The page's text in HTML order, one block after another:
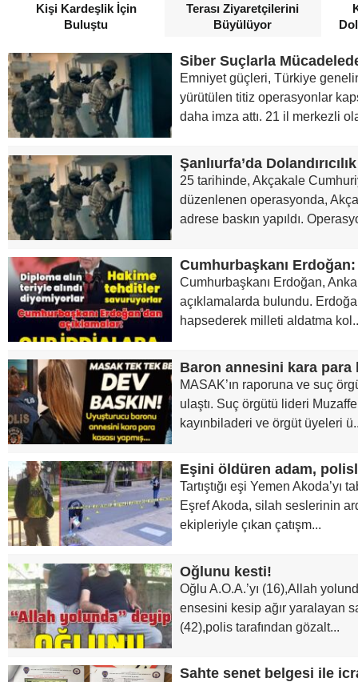
Kişi Kardeşlik İçin
Buluştu
Terası Ziyaretçilerini
Büyülüyor
Emniyet güçleri, Türkiye
yürütülen titiz operasyonlar
daha imza attı. 21 il merkezli
25 tarihinde, Akçakale
düzenlenen operasyonda,
adrese baskın yapıldı.
Cumhurbaşkanı Erdoğan,
açıklamalarda bulundu.
hapsederek milleti aldatma
Baron annesini kara para
MASAK’ın raporuna ve suç
ulaştı. Suç örgütü lideri
kayınbiladeri ve örgüt üyeleri
Tartıştığı eşi Yemen
Eşref Akoda, silah seslerinin
ekipleriyle çıkan çatışm...
Oğlunu kesti!
Oğlu A.O.A.’yı (16),Allah
ensesini kesip ağır yaralayan
(42),polis tarafından gözalt...